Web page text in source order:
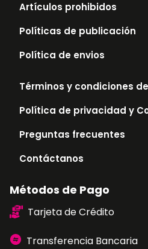
Artículos prohibidos
Políticas de publicación
Política de envios
Términos y condiciones
Política de privacidad y
Preguntas frecuentes
Contáctanos
Métodos de Pago
Tarjeta de Crédito
Transferencia Bancaria